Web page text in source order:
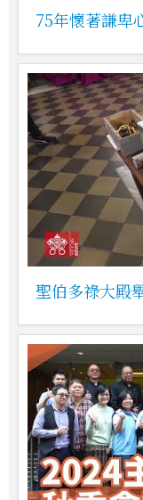
75年懷著謙卑
聖伯多祿大殿